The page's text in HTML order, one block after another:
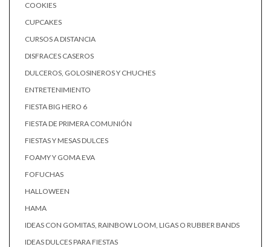
COOKIES
CUPCAKES
CURSOS A DISTANCIA
DISFRACES CASEROS
DULCEROS, GOLOSINEROS Y CHUCHES
ENTRETENIMIENTO
FIESTA BIG HERO 6
FIESTA DE PRIMERA COMUNIÓN
FIESTAS Y MESAS DULCES
FOAMY Y GOMA EVA
FOFUCHAS
HALLOWEEN
HAMA
IDEAS CON GOMITAS, RAINBOW LOOM, LIGAS O RUBBER BANDS
IDEAS DULCES PARA FIESTAS